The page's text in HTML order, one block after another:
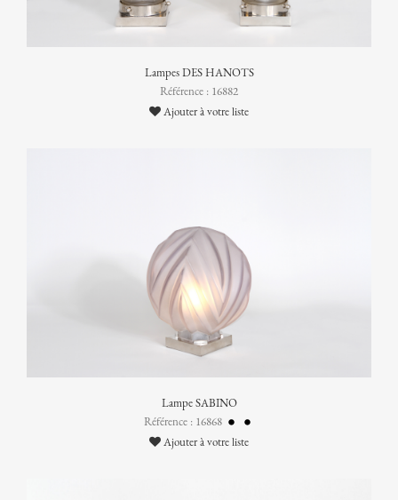
Lampes DES HANOTS
Référence : 16882
Ajouter à votre liste
Lampe SABINO
Référence : 16868
Ajouter à votre liste